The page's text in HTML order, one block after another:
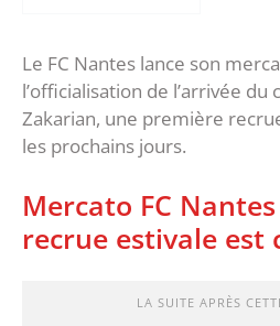
Le FC Nantes lance son
l’officialisation de l’arrivée du
Zakarian, une première
les prochains jours.
Mercato FC
recrue estivale est
LA SUITE APRÈS